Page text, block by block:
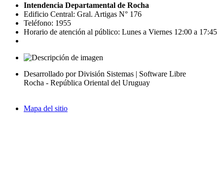
Intendencia Departamental de Rocha
Edificio Central: Gral. Artigas N° 176
Teléfono: 1955
Horario de atención al público: Lunes a Viernes 12:00 a 17:45
Desarrollado por División Sistemas | Software Libre
Rocha - República Oriental del Uruguay
Mapa del sitio